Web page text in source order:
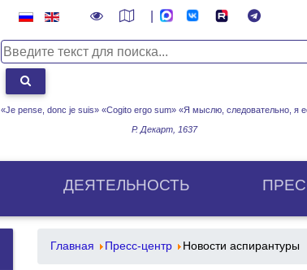
«Je pense, donc je suis» «Cogito ergo sum» «Я мыслю, следовательно, я
Р. Декарт, 1637
ДЕЯТЕЛЬНОСТЬ
Главная Пресс-центр Новости аспирантуры